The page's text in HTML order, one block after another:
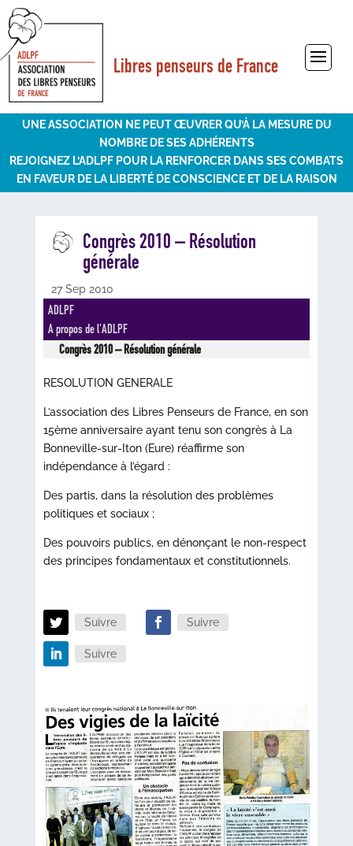
Libres penseurs de France
Sélectionner une page
UNE ASSOCIATION NE PEUT ŒUVRER QU’À LA MESURE DU
NOMBRE DE SES ADHÉRENTS
REJOIGNEZ L’ADLPF POUR LA RENFORCER DANS SES COMBATS
EN FAVEUR DE LA LIBERTÉ DE CONSCIENCE ET DE LA RAISON
Congrès 2010 – Résolution
générale
27 Sep 2010
ADLPF
A propos de l'ADLPF
Congrès 2010 – Résolution générale
RESOLUTION GENERALE
L’association des Libres Penseurs de France, en son
15ème anniversaire ayant tenu son congrès à La
Bonneville-sur-Iton (Eure) réaffirme son
indépendance à l’égard :
Des partis, dans la résolution des problèmes
politiques et sociaux ;
Des pouvoirs publics, en dénonçant le non-respect
des principes fondamentaux et constitutionnels.
Suivre Suivre
Suivre